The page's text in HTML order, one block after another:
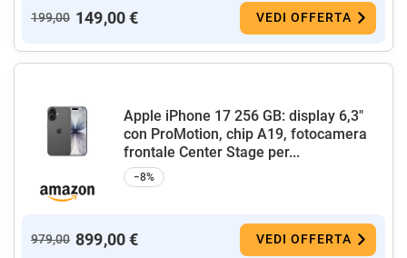
199,00 149,00 € VEDI OFFERTA
Apple iPhone 17 256 GB: display 6,3"
con ProMotion, chip A19, fotocamera
frontale Center Stage per...
−8%
979,00 899,00 € VEDI OFFERTA